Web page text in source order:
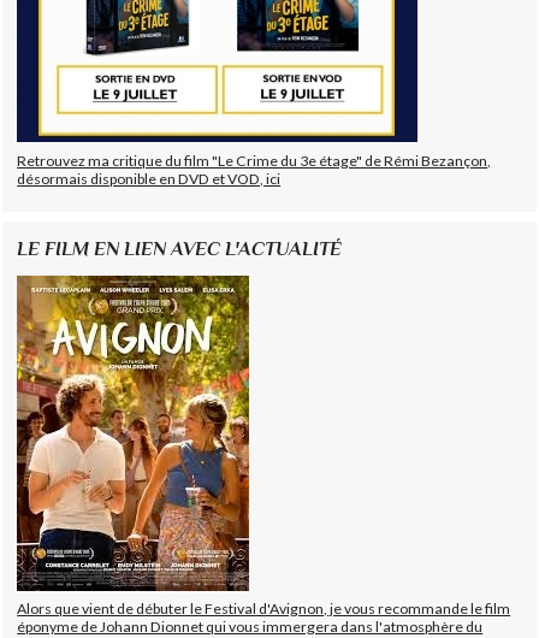
Retrouvez ma critique du film "Le Crime du 3e étage" de Rémi Bezançon,
désormais disponible en DVD et VOD, ici
LE FILM EN LIEN AVEC L'ACTUALITÉ
Alors que vient de débuter le Festival d'Avignon, je vous recommande le film
éponyme de Johann Dionnet qui vous immergera dans l'atmosphère du